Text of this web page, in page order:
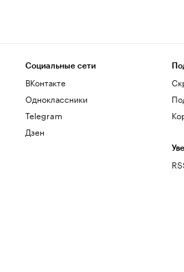
Социальные сети
ВКонтакте
Одноклассники
Telegram
Дзен